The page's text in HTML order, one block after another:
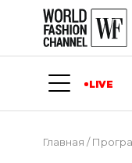
LIVE
Главная /